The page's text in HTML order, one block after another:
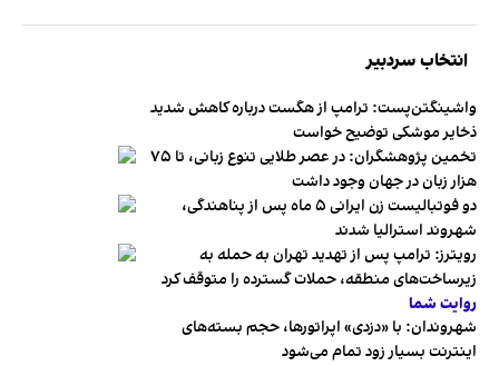
انتخاب سردبیر
واشینگتن‌پست: ترامپ از هگست درباره کاهش شدید
ذخایر موشکی توضیح خواست
تخمین پژوهشگران: در عصر طلایی تنوع زبانی، تا ۷۵
هزار زبان در جهان وجود داشت
دو فوتبالیست زن ایرانی ۵ ماه پس از پناهندگی،
شهروند استرالیا شدند
رویترز: ترامپ پس از تهدید تهران به حمله به
زیرساخت‌های منطقه، حملات گسترده را متوقف کرد
روایت شما
شهروندان:‌ با «دزدی» اپراتورها، حجم بسته‌های
اینترنت بسیار زود تمام می‌شود